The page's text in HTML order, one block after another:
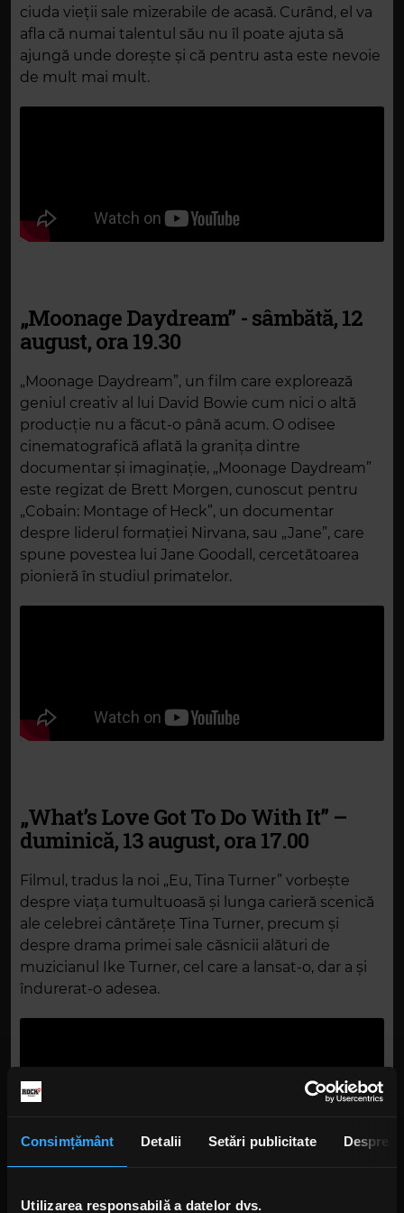
Consimțământ Detalii Setări publicitate Despre
Utilizarea responsabilă a datelor dvs.
ciuda vieții sale mizerabile de acasă. Curând, el va
afla că numai talentul său nu îl poate ajuta să
ajungă unde dorește și că pentru asta este nevoie
de mult mai mult.
„Moonage Daydream” - sâmbătă, 12
august, ora 19.30
„Moonage Daydream”, un film care explorează
geniul creativ al lui David Bowie cum nici o altă
producție nu a făcut-o până acum. O odisee
cinematografică aflată la granița dintre
documentar și imaginație, „Moonage Daydream”
este regizat de Brett Morgen, cunoscut pentru
„Cobain: Montage of Heck”, un documentar
despre liderul formației Nirvana, sau „Jane”, care
spune povestea lui Jane Goodall, cercetătoarea
pionieră în studiul primatelor.
„What’s Love Got To Do With It” –
duminică, 13 august, ora 17.00
Filmul, tradus la noi „Eu, Tina Turner” vorbește
despre viața tumultuoasă și lunga carieră scenică
ale celebrei cântărețe Tina Turner, precum și
despre drama primei sale căsnicii alături de
muzicianul Ike Turner, cel care a lansat-o, dar a și
îndurerat-o adesea.